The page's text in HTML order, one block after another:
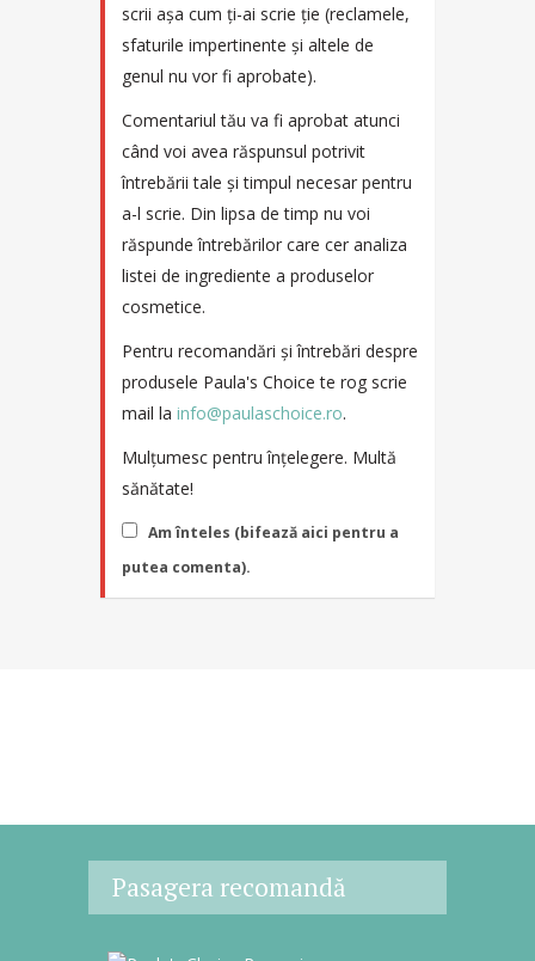
scrii așa cum ți-ai scrie ție (reclamele,
sfaturile impertinente și altele de
genul nu vor fi aprobate).
Comentariul tău va fi aprobat atunci
când voi avea răspunsul potrivit
întrebării tale și timpul necesar pentru
a-l scrie. Din lipsa de timp nu voi
răspunde întrebărilor care cer analiza
listei de ingrediente a produselor
cosmetice.
Pentru recomandări și întrebări despre
produsele Paula's Choice te rog scrie
mail la info@paulaschoice.ro.
Mulțumesc pentru înțelegere. Multă
sănătate!
Am înteles (bifează aici pentru a
putea comenta).
Pasagera recomandă